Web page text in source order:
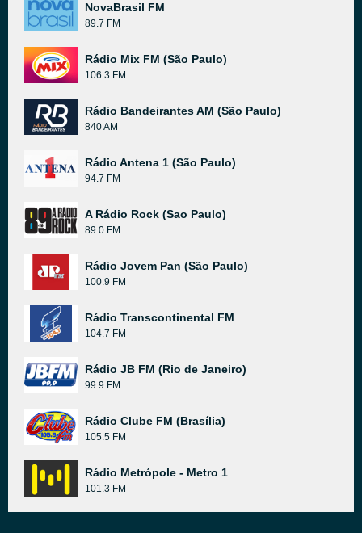
NovaBrasil FM
89.7 FM
Rádio Mix FM (São Paulo)
106.3 FM
Rádio Bandeirantes AM (São Paulo)
840 AM
Rádio Antena 1 (São Paulo)
94.7 FM
A Rádio Rock (Sao Paulo)
89.0 FM
Rádio Jovem Pan (São Paulo)
100.9 FM
Rádio Transcontinental FM
104.7 FM
Rádio JB FM (Rio de Janeiro)
99.9 FM
Rádio Clube FM (Brasília)
105.5 FM
Rádio Metrópole - Metro 1
101.3 FM